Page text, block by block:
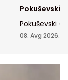
Pokuševski
Pokuševski
prosečno
08. Avg 2026.